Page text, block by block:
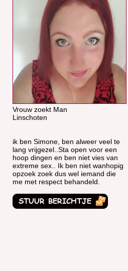
Vrouw zoekt Man
Linschoten
ik ben Simone, ben alweer veel te
lang vrijgezel..Sta open voor een
hoop dingen en ben niet vies van
extreme sex.. Ik ben niet wanhopig
opzoek zoek dus wel iemand die
me met respect behandeld.